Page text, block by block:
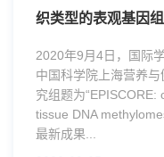
织类型的表观基因
2020年9月4日，国际
中国科学院上海营养
究组题为
tissue DNA
最新成果...